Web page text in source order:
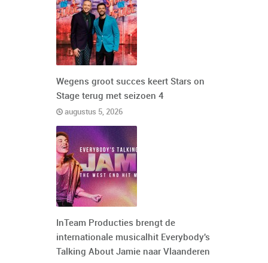
Wegens groot succes keert Stars on
Stage terug met seizoen 4
augustus 5, 2026
InTeam Producties brengt de
internationale musicalhit Everybody's
Talking About Jamie naar Vlaanderen